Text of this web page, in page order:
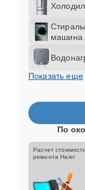
машина
Показать еще
По
Расчет стоимости
ремонта Haier